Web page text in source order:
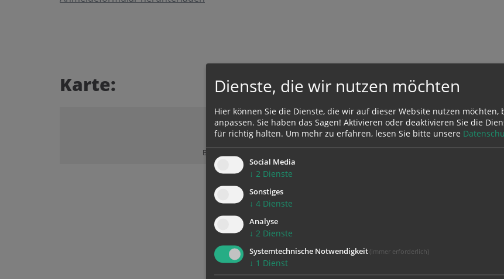
Karte:
Zustimmung erforderlich!
Bitte akzeptieren Sie
, um
Dienste, die wir nutzen möchten
Hier können Sie die Dienste, die wir auf dieser Website nutzen möchten,
anpassen. Sie haben das Sagen! Aktivieren oder deaktivieren Sie die
für richtig halten. Um mehr zu erfahren, lesen Sie bitte unsere
Social Media
↓ 2 Dienste
Sonstiges
↓ 4 Dienste
Analyse
↓ 2 Dienste
Systemtechnische Notwendigkeit (immer erforderlich)
↓ 1 Dienst